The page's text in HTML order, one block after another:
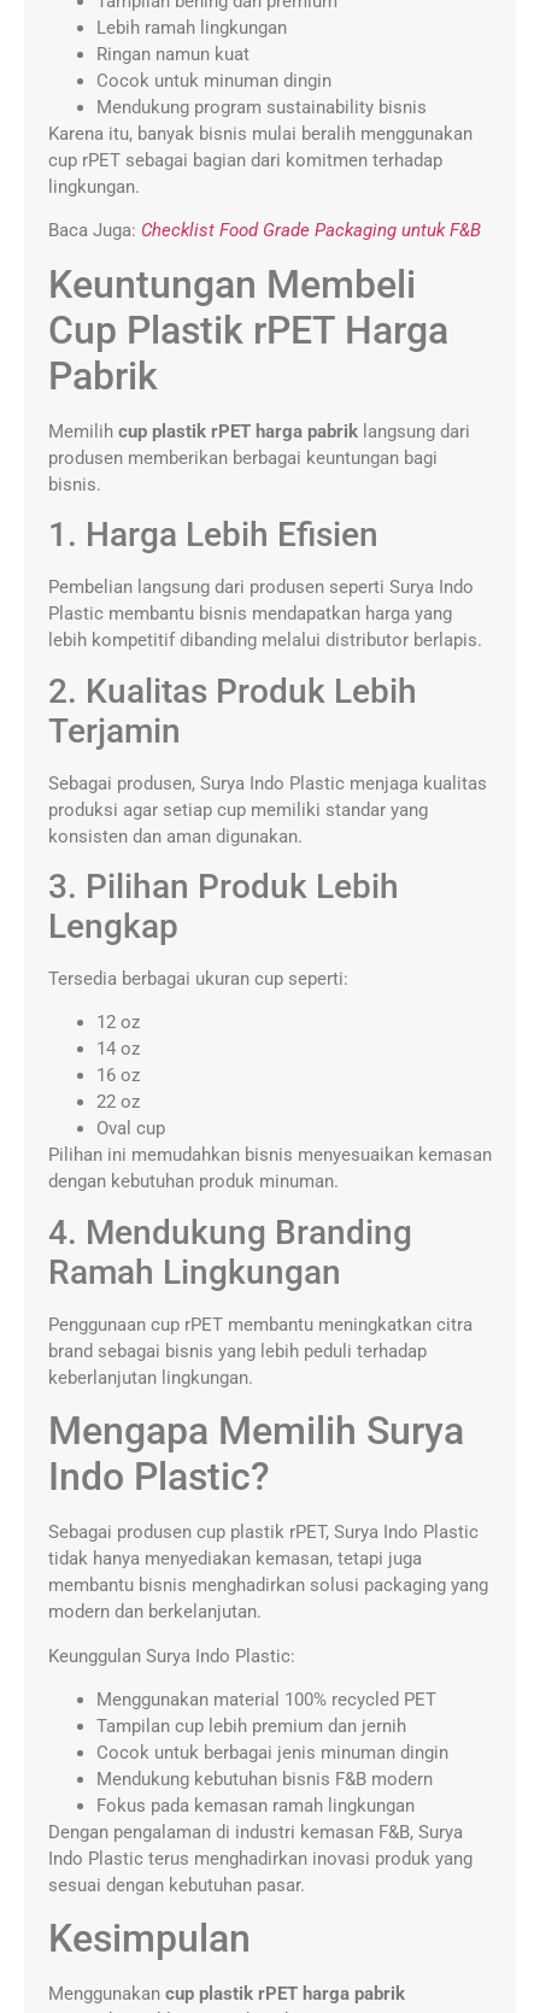
Lebih ramah lingkungan
Ringan namun kuat
Cocok untuk minuman dingin
Mendukung program sustainability bisnis
Karena itu, banyak bisnis mulai beralih menggunakan
cup rPET sebagai bagian dari komitmen terhadap
lingkungan.
Baca Juga: Checklist Food Grade Packaging untuk F&B
Keuntungan Membeli
Cup Plastik rPET Harga
Pabrik
Memilih cup plastik rPET harga pabrik langsung dari
produsen memberikan berbagai keuntungan bagi
bisnis.
1. Harga Lebih Efisien
Pembelian langsung dari produsen seperti Surya Indo
Plastic membantu bisnis mendapatkan harga yang
lebih kompetitif dibanding melalui distributor berlapis.
2. Kualitas Produk Lebih
Terjamin
Sebagai produsen, Surya Indo Plastic menjaga kualitas
produksi agar setiap cup memiliki standar yang
konsisten dan aman digunakan.
3. Pilihan Produk Lebih
Lengkap
Tersedia berbagai ukuran cup seperti:
12 oz
14 oz
16 oz
22 oz
Oval cup
Pilihan ini memudahkan bisnis menyesuaikan kemasan
dengan kebutuhan produk minuman.
4. Mendukung Branding
Ramah Lingkungan
Penggunaan cup rPET membantu meningkatkan citra
brand sebagai bisnis yang lebih peduli terhadap
keberlanjutan lingkungan.
Mengapa Memilih Surya
Indo Plastic?
Sebagai produsen cup plastik rPET, Surya Indo Plastic
tidak hanya menyediakan kemasan, tetapi juga
membantu bisnis menghadirkan solusi packaging yang
modern dan berkelanjutan.
Keunggulan Surya Indo Plastic:
Menggunakan material 100% recycled PET
Tampilan cup lebih premium dan jernih
Cocok untuk berbagai jenis minuman dingin
Mendukung kebutuhan bisnis F&B modern
Fokus pada kemasan ramah lingkungan
Dengan pengalaman di industri kemasan F&B, Surya
Indo Plastic terus menghadirkan inovasi produk yang
sesuai dengan kebutuhan pasar.
Kesimpulan
Menggunakan cup plastik rPET harga pabrik